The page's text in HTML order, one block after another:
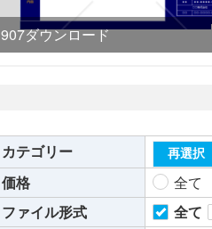
907ダウンロード
カテゴリー 再選択
価格
全て
ファイル形式
全て